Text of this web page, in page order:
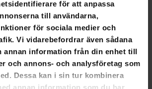
för att anpassa
till användarna,
för sociala medier och
Vi vidarebefordrar även sådana
annan information från din enhet till
och annons- och analysföretag som
Dessa kan i sin tur kombinera
annan information som du har
08-28-2023
förväntningarna
erbjuds.